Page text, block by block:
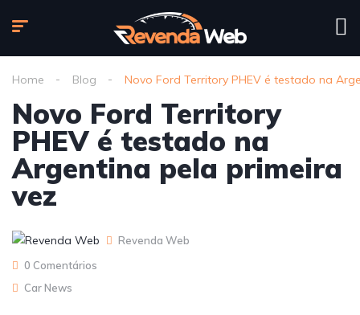
Home Blog Novo Ford Territory PHEV é testado na
Novo Ford Territory
PHEV é testado na
Argentina pela primeira
vez
Revenda Web
0 Comentários
Car News